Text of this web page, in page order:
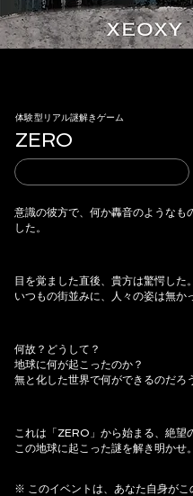
体験型リアル謎解きゲーム
ZERO
意識の彼方で、何か轟音のようなも
した。
目を覚ました直後、貴方は驚愕した。
いつもの街並みに、人々の姿は無か
何故？どうして？
地球に何が起こったのか？
無と化した世界で何ができるのだろ
これは「ZERO」から始まる、絶望
この地球に起こった謎を解き明かせ。
※ このイベントは、あなた自身がこ